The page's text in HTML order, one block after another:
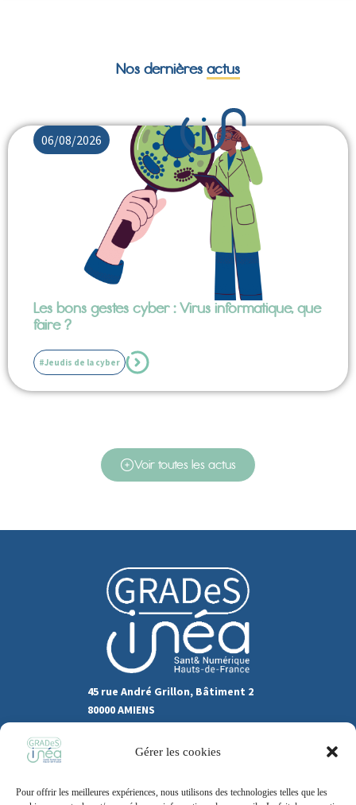
Gérer les cookies
Pour offrir les meilleures expériences, nous utilisons des technologies telles que les
Nos dernières actus
06/08/2026
Les bons gestes cyber : Virus informatique, que
faire ?
#Jeudis de la cyber
Voir toutes les actus
45 rue André Grillon, Bâtiment 2
80000 AMIENS
Recrutement